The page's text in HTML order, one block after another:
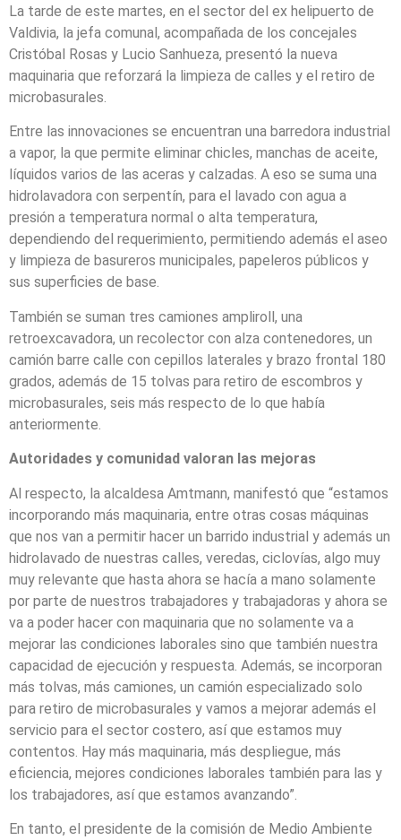
La tarde de este martes, en el sector del ex helipuerto de
Valdivia, la jefa comunal, acompañada de los concejales
Cristóbal Rosas y Lucio Sanhueza, presentó la nueva
maquinaria que reforzará la limpieza de calles y el retiro de
microbasurales.
Entre las innovaciones se encuentran una barredora industrial
a vapor, la que permite eliminar chicles, manchas de aceite,
líquidos varios de las aceras y calzadas. A eso se suma una
hidrolavadora con serpentín, para el lavado con agua a
presión a temperatura normal o alta temperatura,
dependiendo del requerimiento, permitiendo además el aseo
y limpieza de basureros municipales, papeleros públicos y
sus superficies de base.
También se suman tres camiones ampliroll, una
retroexcavadora, un recolector con alza contenedores, un
camión barre calle con cepillos laterales y brazo frontal 180
grados, además de 15 tolvas para retiro de escombros y
microbasurales, seis más respecto de lo que había
anteriormente.
Autoridades y comunidad valoran las mejoras
Al respecto, la alcaldesa Amtmann, manifestó que “estamos
incorporando más maquinaria, entre otras cosas máquinas
que nos van a permitir hacer un barrido industrial y además un
hidrolavado de nuestras calles, veredas, ciclovías, algo muy
muy relevante que hasta ahora se hacía a mano solamente
por parte de nuestros trabajadores y trabajadoras y ahora se
va a poder hacer con maquinaria que no solamente va a
mejorar las condiciones laborales sino que también nuestra
capacidad de ejecución y respuesta. Además, se incorporan
más tolvas, más camiones, un camión especializado solo
para retiro de microbasurales y vamos a mejorar además el
servicio para el sector costero, así que estamos muy
contentos. Hay más maquinaria, más despliegue, más
eficiencia, mejores condiciones laborales también para las y
los trabajadores, así que estamos avanzando”.
En tanto, el presidente de la comisión de Medio Ambiente